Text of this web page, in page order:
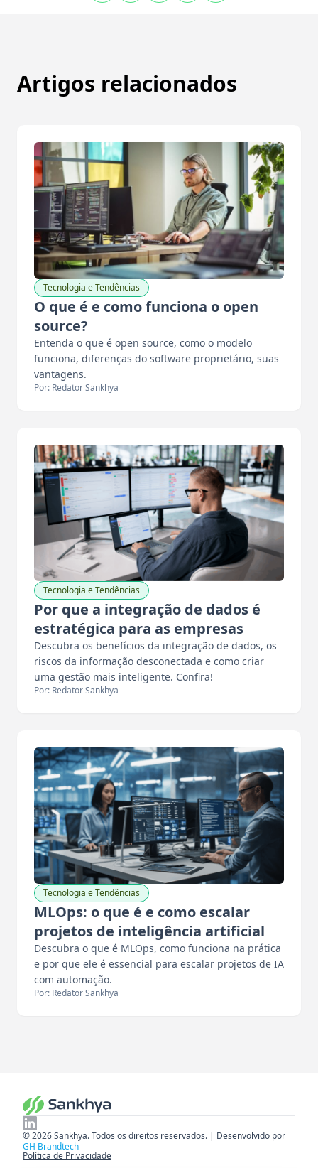
Artigos relacionados
Tecnologia e Tendências
O que é e como funciona o open
source?
Entenda o que é open source, como o modelo
funciona, diferenças do software proprietário, suas
vantagens.
Por: Redator Sankhya
Tecnologia e Tendências
Por que a integração de dados é
estratégica para as empresas
Descubra os benefícios da integração de dados, os
riscos da informação desconectada e como criar
uma gestão mais inteligente. Confira!
Por: Redator Sankhya
Tecnologia e Tendências
MLOps: o que é e como escalar
projetos de inteligência artificial
Descubra o que é MLOps, como funciona na prática
e por que ele é essencial para escalar projetos de IA
com automação.
Por: Redator Sankhya
© 2026 Sankhya. Todos os direitos reservados. | Desenvolvido por
GH Brandtech
Política de Privacidade